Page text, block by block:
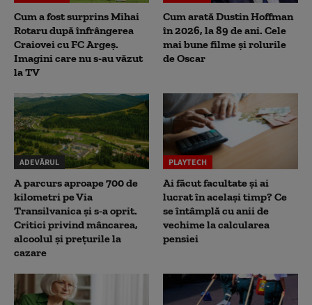
Cum a fost surprins Mihai
Rotaru după înfrângerea
Craiovei cu FC Argeș.
Imagini care nu s-au văzut
la TV
Cum arată Dustin Hoffman
în 2026, la 89 de ani. Cele
mai bune filme și rolurile
de Oscar
ADEVĂRUL
A parcurs aproape 700 de
kilometri pe Via
Transilvanica și s-a oprit.
Critici privind mâncarea,
alcoolul și prețurile la
cazare
PLAYTECH
Ai făcut facultate și ai
lucrat în același timp? Ce
se întâmplă cu anii de
vechime la calcularea
pensiei